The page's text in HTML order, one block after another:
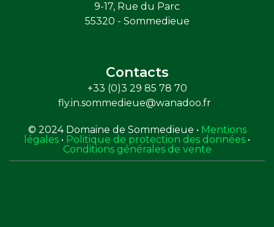
9-17, Rue du Parc
55320 - Sommedieue
Contacts
+33 (0)3 29 85 78 70
fly.in.sommedieue@wanadoo.fr
© 2024 Domaine de Sommedieue • Mentions
légales • Politique de protection des données •
Conditions générales de vente